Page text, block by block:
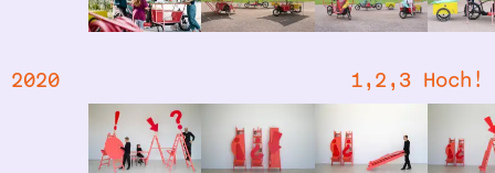
2020 1,2,3 Hoch!